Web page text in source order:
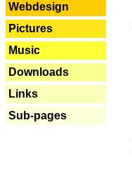
Webdesign
Pictures
Music
Downloads
Links
Sub-pages